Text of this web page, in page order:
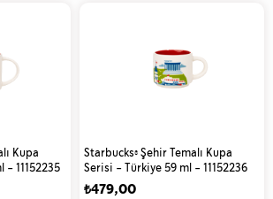
Kupa
- 11152235
Starbucks® Şehir Temalı Kupa
Serisi - Türkiye 59 ml - 11152236
₺479,00